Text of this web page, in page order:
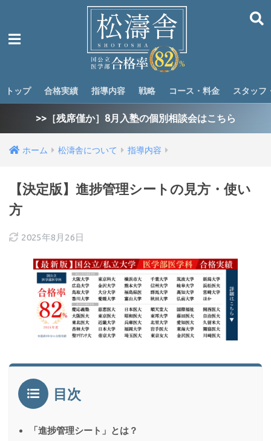
トップ 合格実績 指導内容 戦略 コース・料金 スタッフ
>>［残席僅か］8月入塾の個別相談会はこちら
ホーム 松濤舎について 指導内容
【決定版】進捗管理シートの見方・使い
方
2025年8月26日
目次
「進捗管理シート」とは？